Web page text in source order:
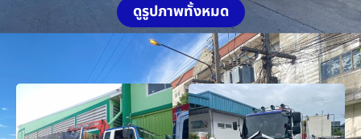
ดูรูปภาพทั้งหมด